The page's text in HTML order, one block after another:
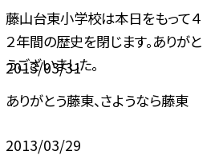
藤山台東小学校は本日をもって４
２年間の歴史を閉じます。ありがと
うございました。
2013/03/31
ありがとう藤東、さようなら藤東
2013/03/29